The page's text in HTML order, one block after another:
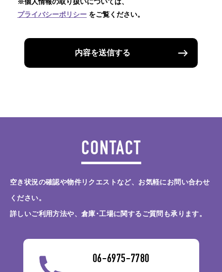
プライバシーポリシー をご覧ください。
内容を送信する
CONTACT
空き状況の確認や物件リクエストなど、お気軽にお問い合わせ
ください。
詳しいご利用方法や、倉庫･工場に関するご質問も承ります。
06-6975-7780